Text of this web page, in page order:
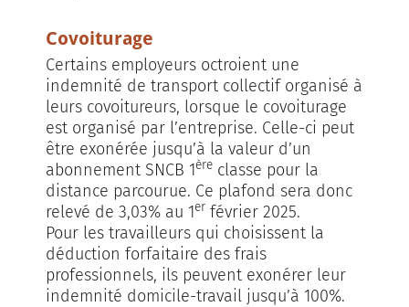
Covoiturage
Certains employeurs octroient une
indemnité de transport collectif organisé à
leurs covoitureurs, lorsque le covoiturage
est organisé par l’entreprise. Celle-ci peut
être exonérée jusqu’à la valeur d’un
abonnement SNCB 1ère classe pour la
distance parcourue. Ce plafond sera donc
relevé de 3,03% au 1er février 2025.
Pour les travailleurs qui choisissent la
déduction forfaitaire des frais
professionnels, ils peuvent exonérer leur
indemnité domicile-travail jusqu’à 100%.